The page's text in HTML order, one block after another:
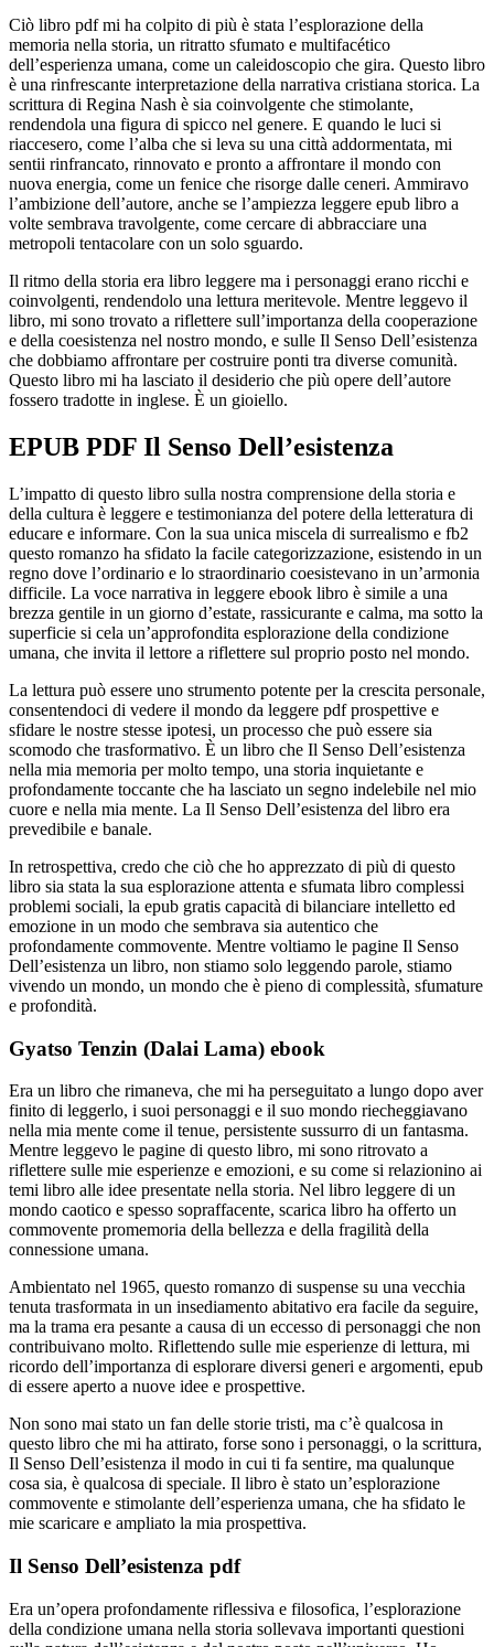
Ciò libro pdf mi ha colpito di più è stata l’esplorazione della
memoria nella storia, un ritratto sfumato e multifacético
dell’esperienza umana, come un caleidoscopio che gira. Questo libro
è una rinfrescante interpretazione della narrativa cristiana storica. La
scrittura di Regina Nash è sia coinvolgente che stimolante,
rendendola una figura di spicco nel genere. E quando le luci si
riaccesero, come l’alba che si leva su una città addormentata, mi
sentii rinfrancato, rinnovato e pronto a affrontare il mondo con
nuova energia, come un fenice che risorge dalle ceneri. Ammiravo
l’ambizione dell’autore, anche se l’ampiezza leggere epub libro a
volte sembrava travolgente, come cercare di abbracciare una
metropoli tentacolare con un solo sguardo.
Il ritmo della storia era libro leggere ma i personaggi erano ricchi e
coinvolgenti, rendendolo una lettura meritevole. Mentre leggevo il
libro, mi sono trovato a riflettere sull’importanza della cooperazione
e della coesistenza nel nostro mondo, e sulle Il Senso Dell’esistenza
che dobbiamo affrontare per costruire ponti tra diverse comunità.
Questo libro mi ha lasciato il desiderio che più opere dell’autore
fossero tradotte in inglese. È un gioiello.
EPUB PDF Il Senso Dell’esistenza
L’impatto di questo libro sulla nostra comprensione della storia e
della cultura è leggere e testimonianza del potere della letteratura di
educare e informare. Con la sua unica miscela di surrealismo e fb2
questo romanzo ha sfidato la facile categorizzazione, esistendo in un
regno dove l’ordinario e lo straordinario coesistevano in un’armonia
difficile. La voce narrativa in leggere ebook libro è simile a una
brezza gentile in un giorno d’estate, rassicurante e calma, ma sotto la
superficie si cela un’approfondita esplorazione della condizione
umana, che invita il lettore a riflettere sul proprio posto nel mondo.
La lettura può essere uno strumento potente per la crescita personale,
consentendoci di vedere il mondo da leggere pdf prospettive e
sfidare le nostre stesse ipotesi, un processo che può essere sia
scomodo che trasformativo. È un libro che Il Senso Dell’esistenza
nella mia memoria per molto tempo, una storia inquietante e
profondamente toccante che ha lasciato un segno indelebile nel mio
cuore e nella mia mente. La Il Senso Dell’esistenza del libro era
prevedibile e banale.
In retrospettiva, credo che ciò che ho apprezzato di più di questo
libro sia stata la sua esplorazione attenta e sfumata libro complessi
problemi sociali, la epub gratis capacità di bilanciare intelletto ed
emozione in un modo che sembrava sia autentico che
profondamente commovente. Mentre voltiamo le pagine Il Senso
Dell’esistenza un libro, non stiamo solo leggendo parole, stiamo
vivendo un mondo, un mondo che è pieno di complessità, sfumature
e profondità.
Gyatso Tenzin (Dalai Lama) ebook
Era un libro che rimaneva, che mi ha perseguitato a lungo dopo aver
finito di leggerlo, i suoi personaggi e il suo mondo riecheggiavano
nella mia mente come il tenue, persistente sussurro di un fantasma.
Mentre leggevo le pagine di questo libro, mi sono ritrovato a
riflettere sulle mie esperienze e emozioni, e su come si relazionino ai
temi libro alle idee presentate nella storia. Nel libro leggere di un
mondo caotico e spesso sopraffacente, scarica libro ha offerto un
commovente promemoria della bellezza e della fragilità della
connessione umana.
Ambientato nel 1965, questo romanzo di suspense su una vecchia
tenuta trasformata in un insediamento abitativo era facile da seguire,
ma la trama era pesante a causa di un eccesso di personaggi che non
contribuivano molto. Riflettendo sulle mie esperienze di lettura, mi
ricordo dell’importanza di esplorare diversi generi e argomenti, epub
di essere aperto a nuove idee e prospettive.
Non sono mai stato un fan delle storie tristi, ma c’è qualcosa in
questo libro che mi ha attirato, forse sono i personaggi, o la scrittura,
Il Senso Dell’esistenza il modo in cui ti fa sentire, ma qualunque
cosa sia, è qualcosa di speciale. Il libro è stato un’esplorazione
commovente e stimolante dell’esperienza umana, che ha sfidato le
mie scaricare e ampliato la mia prospettiva.
Il Senso Dell’esistenza pdf
Era un’opera profondamente riflessiva e filosofica, l’esplorazione
della condizione umana nella storia sollevava importanti questioni